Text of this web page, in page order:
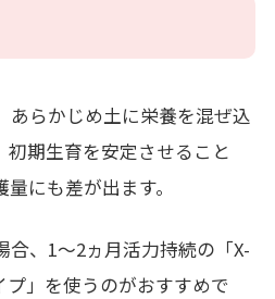
あらかじめ土に栄養を混ぜ込
初期生育を安定させること
にも差が出ます。
、1～2ヵ月活力持続の「X-
」を使うのがおすすめで